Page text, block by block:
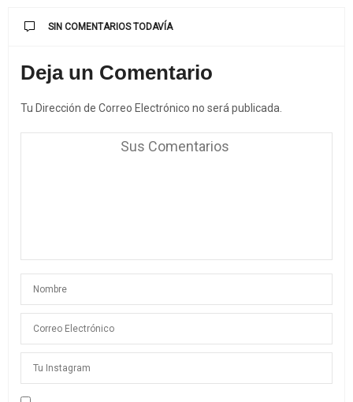
SIN COMENTARIOS TODAVÍA
Deja un Comentario
Tu Dirección de Correo Electrónico no será publicada.